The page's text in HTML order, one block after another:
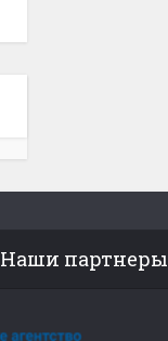
Наши партнеры